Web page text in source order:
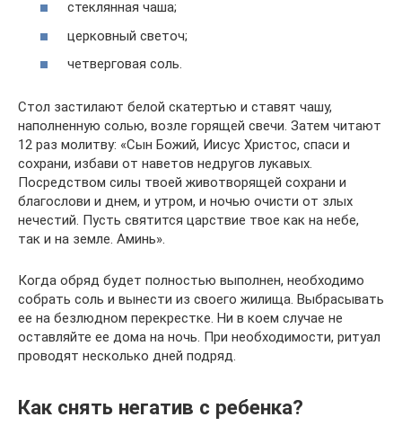
стеклянная чаша;
церковный светоч;
четверговая соль.
Стол застилают белой скатертью и ставят чашу,
наполненную солью, возле горящей свечи. Затем читают
12 раз молитву: «Сын Божий, Иисус Христос, спаси и
сохрани, избави от наветов недругов лукавых.
Посредством силы твоей животворящей сохрани и
благослови и днем, и утром, и ночью очисти от злых
нечестий. Пусть святится царствие твое как на небе,
так и на земле. Аминь».
Когда обряд будет полностью выполнен, необходимо
собрать соль и вынести из своего жилища. Выбрасывать
ее на безлюдном перекрестке. Ни в коем случае не
оставляйте ее дома на ночь. При необходимости, ритуал
проводят несколько дней подряд.
Как снять негатив с ребенка?